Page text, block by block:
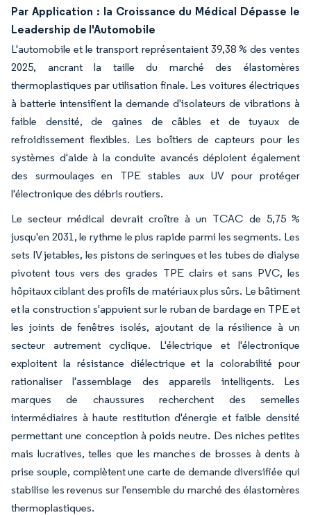
Par Application : la Croissance du Médical Dépasse le
Leadership de l'Automobile
L'automobile et le transport représentaient 39,38 % des ventes
2025, ancrant la taille du marché des élastomères
thermoplastiques par utilisation finale. Les voitures électriques
à batterie intensifient la demande d'isolateurs de vibrations à
faible densité, de gaines de câbles et de tuyaux de
refroidissement flexibles. Les boîtiers de capteurs pour les
systèmes d'aide à la conduite avancés déploient également
des surmoulages en TPE stables aux UV pour protéger
l'électronique des débris routiers.
Le secteur médical devrait croître à un TCAC de 5,75 %
jusqu'en 2031, le rythme le plus rapide parmi les segments. Les
sets IV jetables, les pistons de seringues et les tubes de dialyse
pivotent tous vers des grades TPE clairs et sans PVC, les
hôpitaux ciblant des profils de matériaux plus sûrs. Le bâtiment
et la construction s'appuient sur le ruban de bardage en TPE et
les joints de fenêtres isolés, ajoutant de la résilience à un
secteur autrement cyclique. L'électrique et l'électronique
exploitent la résistance diélectrique et la colorabilité pour
rationaliser l'assemblage des appareils intelligents. Les
marques de chaussures recherchent des semelles
intermédiaires à haute restitution d'énergie et faible densité
permettant une conception à poids neutre. Des niches petites
mais lucratives, telles que les manches de brosses à dents à
prise souple, complètent une carte de demande diversifiée qui
stabilise les revenus sur l'ensemble du marché des élastomères
thermoplastiques.